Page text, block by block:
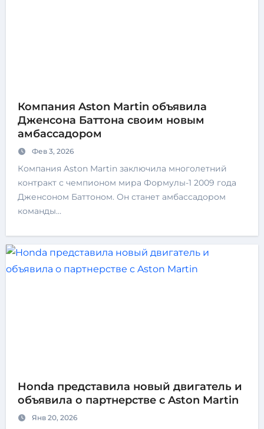
Компания Aston Martin объявила
Дженсона Баттона своим новым
амбассадором
Фев 3, 2026
Компания Aston Martin заключила многолетний
контракт с чемпионом мира Формулы-1 2009 года
Дженсоном Баттоном. Он станет амбассадором
команды…
Honda представила новый двигатель и
объявила о партнерстве с Aston Martin
Янв 20, 2026